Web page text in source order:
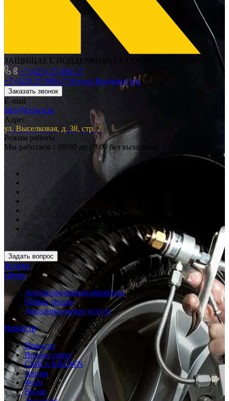
ЗАЩИЩАЕТ, ПОДДЕРЖИВАЕТ, СОХРАНЯЕТ
+7 (423) 27-999-17
+7 (423) 27-999-17 Krown Владивосток
Заказать звонок
E-mail
info@krown.ru
Адрес
ул. Выселковая, д. 38, стр. 2
Режим работы
Мы работаем с 09:00 до 19:00 без выходных
Задать вопрос
Услуги
Цены
Антикоррозийная обработка
Мойка днища
Дополнительные услуги
Новости
Новости
Вопрос-ответ
СМИ о KROWN
Акции
Фото
Видео